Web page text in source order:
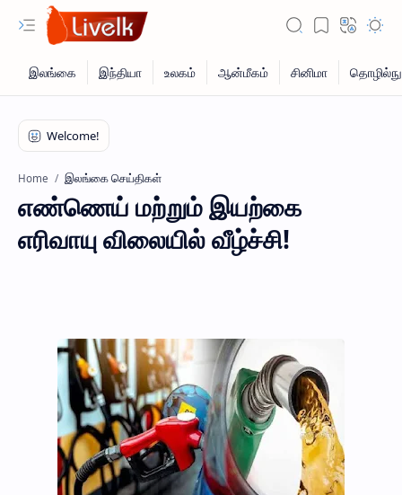
Home இலங்கை செய்திகள்
எண்ணெய் மற்றும் இயற்கை
எரிவாயு விலையில் வீழ்ச்சி!